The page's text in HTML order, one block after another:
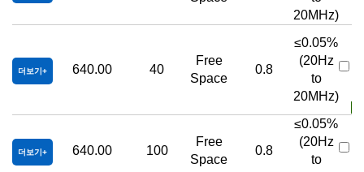
20MHz)
더보기 640.00 40
Free
Space
0.8
≤0.05%
(20Hz
to
20MHz)
더보기 640.00 100
Free
Space
0.8
≤0.05%
(20Hz
to